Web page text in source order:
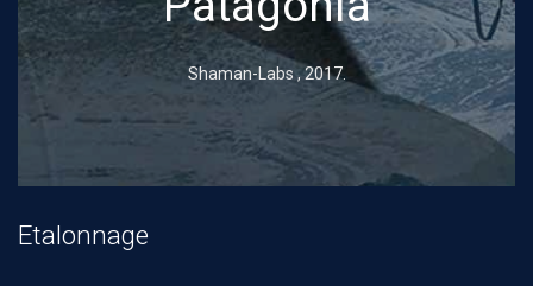
Shaman-Labs ,2017.
Etalonnage